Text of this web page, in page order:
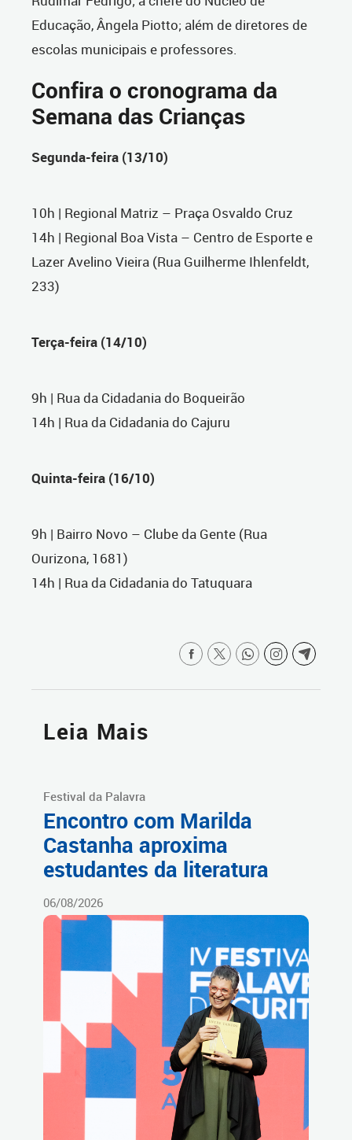
Educação, Ângela Piotto; além de diretores de
escolas municipais e professores.
Confira o cronograma da
Semana das Crianças
Segunda-feira (13/10)
10h | Regional Matriz – Praça Osvaldo Cruz
14h | Regional Boa Vista – Centro de Esporte e
Lazer Avelino Vieira (Rua Guilherme Ihlenfeldt,
233)
Terça-feira (14/10)
9h | Rua da Cidadania do Boqueirão
14h | Rua da Cidadania do Cajuru
Quinta-feira (16/10)
9h | Bairro Novo – Clube da Gente (Rua
Ourizona, 1681)
14h | Rua da Cidadania do Tatuquara
Leia Mais
Festival da Palavra
Encontro com Marilda
Castanha aproxima
estudantes da literatura
06/08/2026